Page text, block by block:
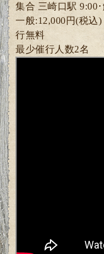
集合 三崎口駅 9:00
一般:12,000円(税込
行無料
最少催行人数2名